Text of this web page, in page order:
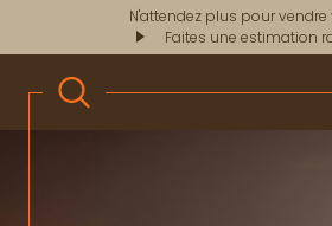
N'attendez plus pour vendre
Faites une estimation